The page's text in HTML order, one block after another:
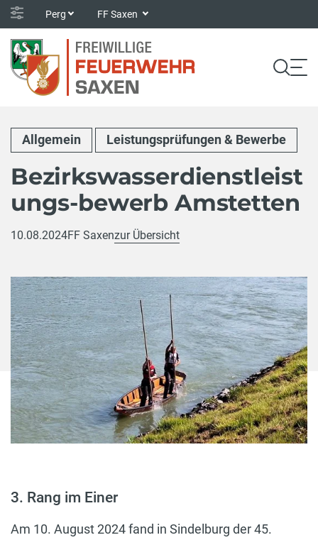
Perg FF Saxen
Allgemein Leistungsprüfungen & Bewerbe
Bezirkswasserdienstleist
ungs-bewerb Amstetten
10.08.2024FF Saxenzur Übersicht
3. Rang im Einer
Am 10. August 2024 fand in Sindelburg der 45.